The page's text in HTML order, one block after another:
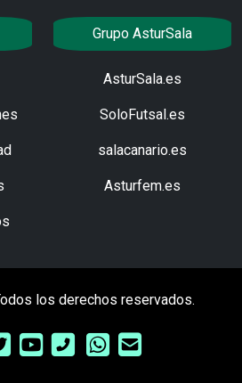
Grupo AsturSala
AsturSala.es
SoloFutsal.es
salacanario.es
Asturfem.es
los derechos reservados.